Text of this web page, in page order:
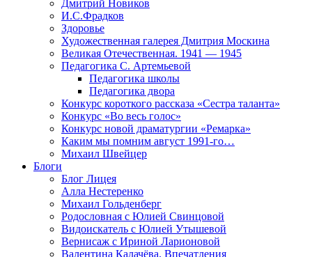
Дмитрий Новиков
И.С.Фрадков
Здоровье
Художественная галерея Дмитрия Москина
Великая Отечественная. 1941 — 1945
Педагогика С. Артемьевой
Педагогика школы
Педагогика двора
Конкурс короткого рассказа «Сестра таланта»
Конкурс «Во весь голос»
Конкурс новой драматургии «Ремарка»
Каким мы помним август 1991-го…
Михаил Швейцер
Блоги
Блог Лицея
Алла Нестеренко
Михаил Гольденберг
Родословная с Юлией Свинцовой
Видоискатель с Юлией Утышевой
Вернисаж с Ириной Ларионовой
Валентина Калачёва. Впечатления